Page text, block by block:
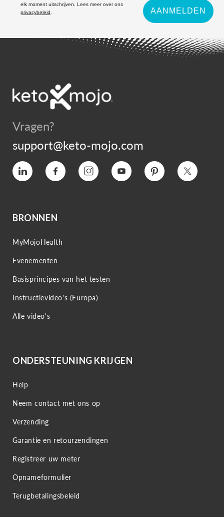
elk moment uitschrijven. Lees meer over ons
privacybeleid. AANMELDEN
Vragen?
support@keto-mojo.com
Vimeo Facebook Instagram YouTube Pinterest Twitter
BRONNEN
MyMojoHealth
Evenementen
Basisprincipes van het testen
Instructievideo's (Europa)
Alle video's
ONDERSTEUNING KRIJGEN
Help
Neem contact met ons op
Verzending
Garantie en retourzendingen
Registreer uw meter
Opnameformulier
Terugbetalingsbeleid